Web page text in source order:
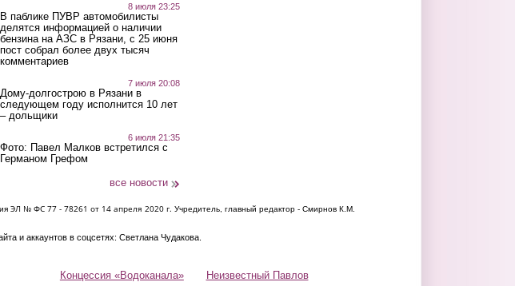
8 июля 23:25
В паблике ПУВР автомобилисты
делятся информацией о наличии
бензина на АЗС в Рязани, с 25 июня
пост собрал более двух тысяч
комментариев
7 июля 20:08
Дому-долгострою в Рязани в
следующем году исполнится 10 лет
– дольщики
6 июля 21:35
Фото: Павел Малков встретился с
Германом Грефом
все новости
ЭЛ № ФС 77 - 78261 от 14 апреля 2020 г. Учредитель, главный редактор - Смирнов К.М.
и аккаунтов в соцсетях: Светлана Чудакова.
Концессия «Водоканала» Неизвестный Павлов